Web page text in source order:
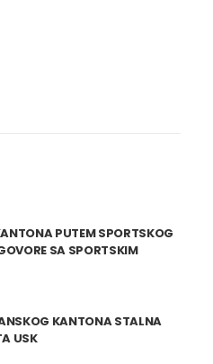
PUTEM SPORTSKOG
SA SPORTSKIM
KANTONA STALNA
USK